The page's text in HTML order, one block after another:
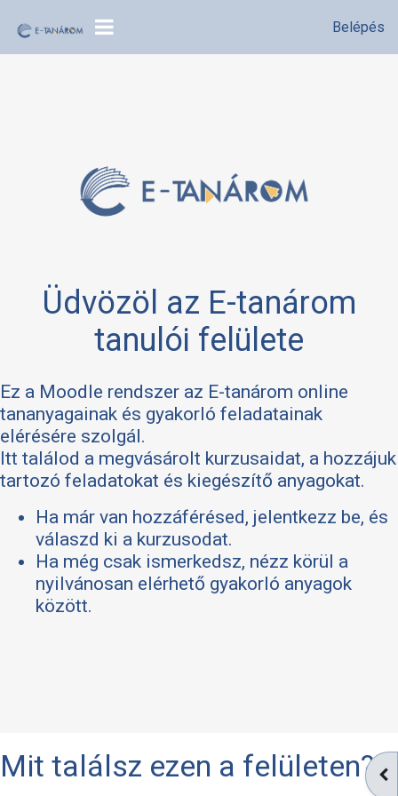
Belépés
Üdvözöl az E-tanárom
tanulói felülete
Ez a Moodle rendszer az E-tanárom online
tananyagainak és gyakorló feladatainak
elérésére szolgál.
Itt találod a megvásárolt kurzusaidat, a hozzájuk
tartozó feladatokat és kiegészítő anyagokat.
Ha már van hozzáférésed, jelentkezz be, és
válaszd ki a kurzusodat.
Ha még csak ismerkedsz, nézz körül a
nyilvánosan elérhető gyakorló anyagok
között.
Mit találsz ezen a felületen?